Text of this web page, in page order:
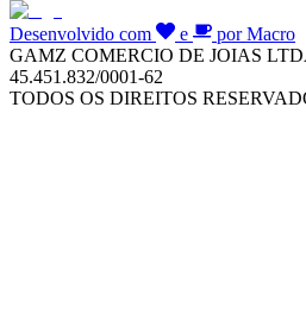
Desenvolvido com e
por Macro
GAMZ COMERCIO DE JOIAS
45.451.832/0001-62
TODOS OS DIREITOS